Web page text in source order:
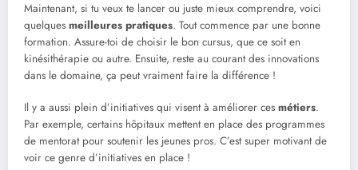
Maintenant, si tu veux te lancer ou juste mieux comprendre, voici
quelques meilleures pratiques. Tout commence par une bonne
formation. Assure-toi de choisir le bon cursus, que ce soit en
kinésithérapie ou autre. Ensuite, reste au courant des innovations
dans le domaine, ça peut vraiment faire la différence !
Il y a aussi plein d’initiatives qui visent à améliorer ces métiers.
Par exemple, certains hôpitaux mettent en place des programmes
de mentorat pour soutenir les jeunes pros. C’est super motivant de
voir ce genre d’initiatives en place !